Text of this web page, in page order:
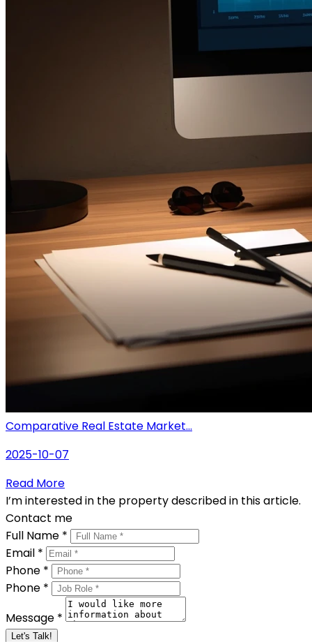
Comparative Real Estate Market...
2025-10-07
Read More
I’m interested in the property described in this article.
Contact me
Full Name *
Email *
Phone *
Phone *
Message *
Let's Talk!